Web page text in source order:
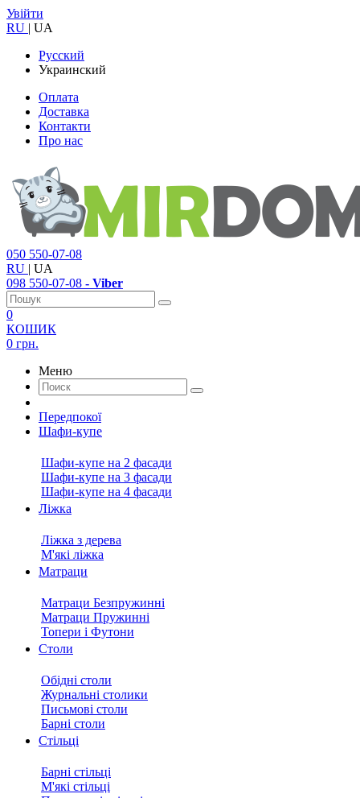
Увійти
RU | UA
Русский
Украинский
Оплата
Доставка
Контакти
Про нас
050 550-07-08
RU | UA
098 550-07-08 - Viber
0
КОШИК
0 грн.
Меню
Передпокої
Шафи-купе
Шафи-купе на 2 фасади
Шафи-купе на 3 фасади
Шафи-купе на 4 фасади
Ліжка
Ліжка з дерева
М'які ліжка
Матраци
Матраци Безпружинні
Матраци Пружинні
Топери і Футони
Столи
Обідні столи
Журнальні столики
Письмові столи
Барні столи
Стільці
Барні стільці
М'які стільці